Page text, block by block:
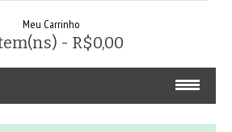
Meu Carrinho
- R$0,00